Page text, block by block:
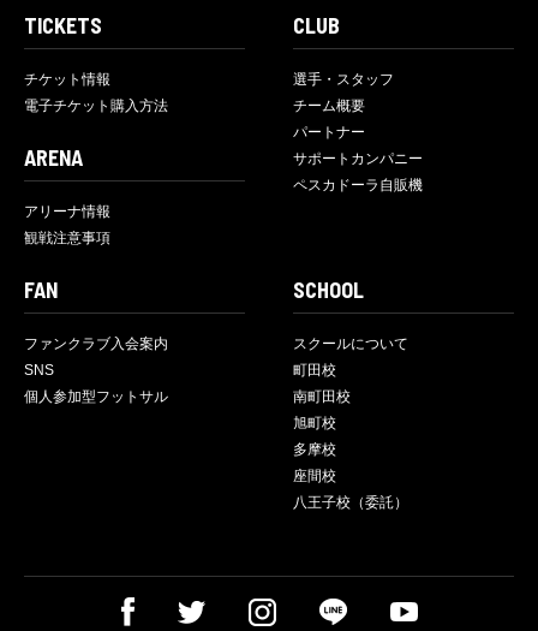
TICKETS
チケット情報
電子チケット購入方法
ARENA
アリーナ情報
観戦注意事項
CLUB
選手・スタッフ
チーム概要
パートナー
サポートカンパニー
ペスカドーラ自販機
FAN
ファンクラブ入会案内
SNS
個人参加型フットサル
SCHOOL
スクールについて
町田校
南町田校
旭町校
多摩校
座間校
八王子校（委託）